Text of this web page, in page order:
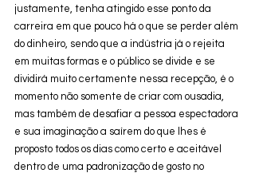
justamente, tenha atingido esse ponto da
carreira em que pouco há o que se perder além
do dinheiro, sendo que a indústria já o rejeita
em muitas formas e o público se divide e se
dividirá muito certamente nessa recepção, é o
momento não somente de criar com ousadia,
mas também de desafiar a pessoa espectadora
e sua imaginação a saírem do que lhes é
proposto todos os dias como certo e aceitável
dentro de uma padronização de gosto no